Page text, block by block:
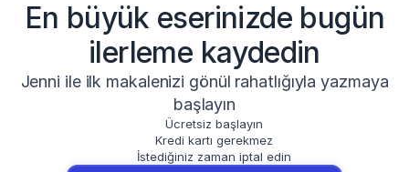
En büyük eserinizde bugün
ilerleme kaydedin
Jenni ile ilk makalenizi gönül rahatlığıyla yazmaya
başlayın
Ücretsiz başlayın
Kredi kartı gerekmez
İstediğiniz zaman iptal edin